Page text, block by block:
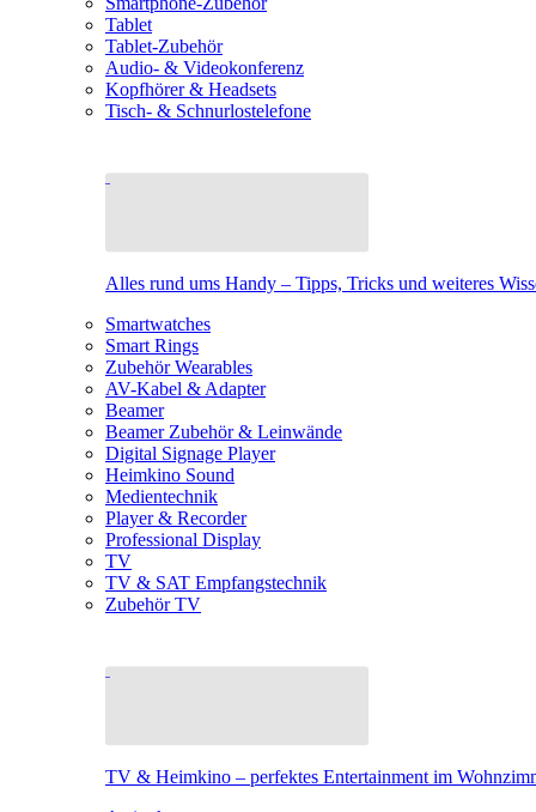
Tablet
Tablet-Zubehör
Audio- & Videokonferenz
Kopfhörer & Headsets
Tisch- & Schnurlostelefone
Alles rund ums Handy – Tipps, Tricks und weiteres
Smartwatches
Smart Rings
Zubehör Wearables
AV-Kabel & Adapter
Beamer
Beamer Zubehör & Leinwände
Digital Signage Player
Heimkino Sound
Medientechnik
Player & Recorder
Professional Display
TV
TV & SAT Empfangstechnik
Zubehör TV
TV & Heimkino – perfektes Entertainment im